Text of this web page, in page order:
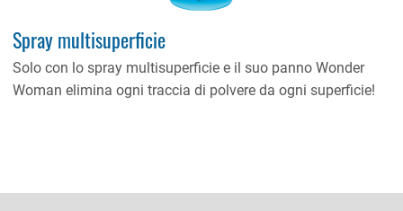
Spray multisuperficie
Solo con lo spray multisuperficie e il suo panno Wonder
Woman elimina ogni traccia di polvere da ogni superficie!